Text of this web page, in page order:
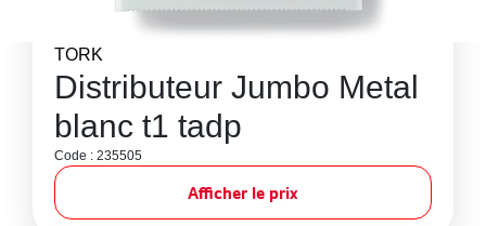
TORK
Distributeur Jumbo Metal
blanc t1 tadp
Code : 235505
Afficher le prix